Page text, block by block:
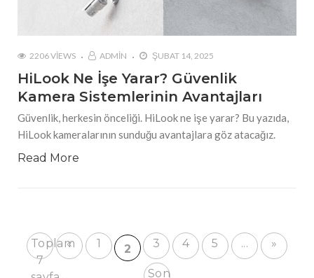
2206 VIEWS ADMIN ŞUBAT 14, 2025
HiLook Ne İşe Yarar? Güvenlik
Kamera Sistemlerinin Avantajları
Güvenlik, herkesin önceliği. HiLook ne işe yarar? Bu yazıda,
HiLook kameralarının sunduğu avantajlara göz atacağız.
Read More
Toplam
7
« 1 2 3 4 5 ... »
Son